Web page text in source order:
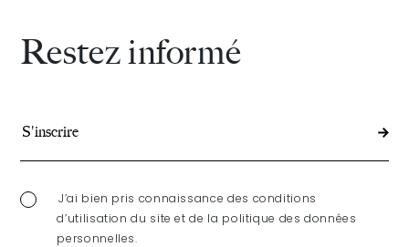
Restez informé
J’ai bien pris connaissance des conditions
d’utilisation du site et de la politique des données
personnelles.